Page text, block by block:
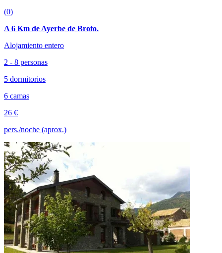
(0)
A 6 Km de Ayerbe de Broto.
Alojamiento entero
2 - 8 personas
5 dormitorios
6 camas
26 €
pers./noche (aprox.)